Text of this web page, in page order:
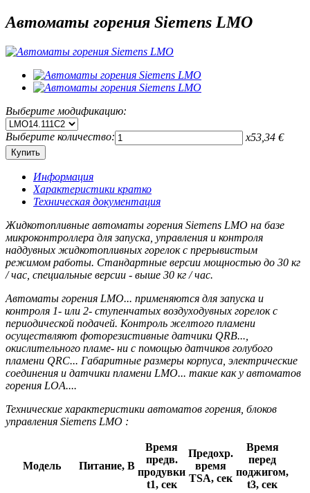
Автоматы горения Siemens LMO
Выберите модификацию:
Выберите количество: x53,34 €
Информация
Характеристики кратко
Техническая документация
Жидкотопливные автоматы горения Siemens LMO на базе
микроконтроллера для запуска, управления и контроля
наддувных жидкотопливных горелок с прерывистым
режимом работы. Стандартные версии мощностью до 30 кг
/ час, специальные версии - выше 30 кг / час.
Автоматы горения LMO... применяются для запуска и
контроля 1- или 2- ступенчатых воздуходувных горелок с
периодической подачей. Контроль желтого пламени
осуществляют фоторезистивные датчики QRB...,
окислительного пламе- ни с помощью датчиков голубого
пламени QRC... Габаритные размеры корпуса, электрические
соединения и датчики пламени LMO... такие как у автоматов
горения LOA....
Технические характеристики автоматов горения, блоков
управления Siemens LMO :
Модель Питание, В
Время
предв.
продувки
t1, сек
Предохр.
время
TSA, сек
Время
перед
поджигом,
t3, сек